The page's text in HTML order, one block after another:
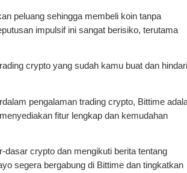
peluang sehingga membeli koin tanpa
impulsif ini sangat berisiko, terutama
crypto yang sudah kamu buat dan hindari
pengalaman trading crypto, Bittime
fitur lengkap dan kemudahan
dasar crypto dan mengikuti berita tentang
segera bergabung di Bittime dan tingkatkan